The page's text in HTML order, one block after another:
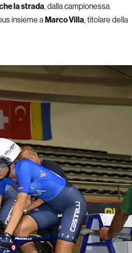
la strada, dalla campionessa
insieme aMarco Villa, titolare della